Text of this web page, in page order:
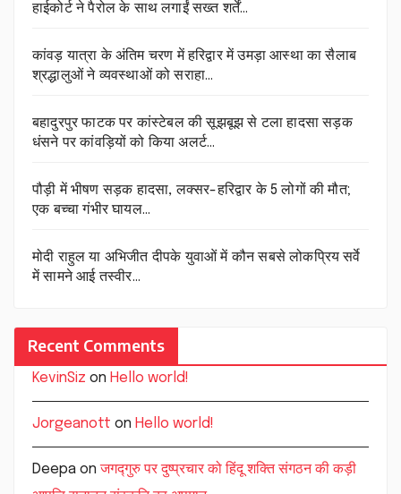
हाईकोर्ट ने पैरोल के साथ लगाईं सख्त शर्तें…
कांवड़ यात्रा के अंतिम चरण में हरिद्वार में उमड़ा आस्था का सैलाब
श्रद्धालुओं ने व्यवस्थाओं को सराहा…
बहादुरपुर फाटक पर कांस्टेबल की सूझबूझ से टला हादसा सड़क
धंसने पर कांवड़ियों को किया अलर्ट…
पौड़ी में भीषण सड़क हादसा, लक्सर-हरिद्वार के 5 लोगों की मौत;
एक बच्चा गंभीर घायल…
मोदी राहुल या अभिजीत दीपके युवाओं में कौन सबसे लोकप्रिय सर्वे
में सामने आई तस्वीर…
Recent Comments
KevinSiz on Hello world!
Jorgeanott on Hello world!
Deepa onजगद्गुरु पर दुष्प्रचार को हिंदू शक्ति संगठन की कड़ी